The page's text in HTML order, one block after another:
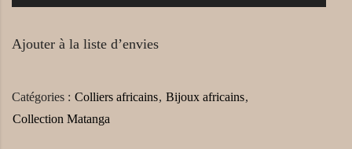
Ajouter à la liste d’envies
Catégories : Colliers africains, Bijoux africains,
Collection Matanga